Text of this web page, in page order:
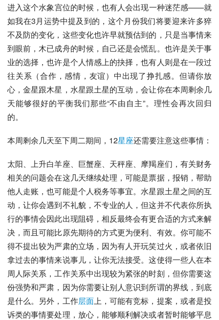
进入这个水象宫位的时候，也有人会出现一种迷茫感——就
如我在3月运势中提及到的，这个月份我们将要迎来许多猝
不及防的变化，这些变化也许早就预估到的，只是当事情来
到眼前，木已成舟的时候，自己还是会慌乱。也许是关于事
业的选择，也许是个人情感上的抉择，也有人则是在一段过
往关系（合作，感情，友谊）中出现了挣扎感。但请你放
心，金星跟木星 ，水星跟土星的互动，会让你在本周剩余几
天能够很好的平衡我们那些“不由自主”。理性会再次回归
的。
本周剩余几天至下周二期间，12星座还需要注意这些事情：
太阳、上升白羊座、巨蟹座、 天秤座、摩羯座们，有关财务
相关的问题会在这几天继续处理，可能是票据，报销，帮助
他人走账，也可能是个人税务等事宜。水星跟土星之间的互
动，让你会遇到不礼貌，不专业的人，但这并不代表你所执
行的事情会因此出现阻碍，相反最终会有更合适的方式来解
决，而且可能比原先期待的方式更为便利、有效。你可能不
得不提出较为严肃的立场，因为有人开玩笑过火，或者依旧
拿过去的事情来说事儿，让你无法接受。这使得一些人在本
周人际关系，工作关系中出现较为紧张的时刻，但你需要这
份强势和严肃，因为你需要让别人意识到所谓的界线，到底
是什么。另外，工作层面上，可能有竞标，提案，或者是投
诉类的事情要处理，放心，能够顺利解决或者暂时能够平息